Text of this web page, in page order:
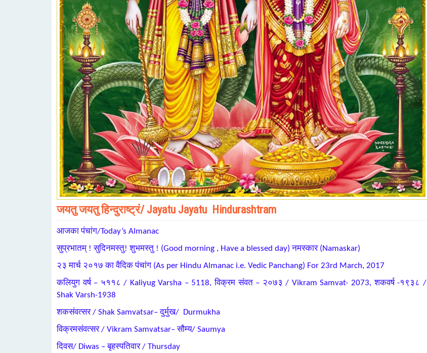
जयतु जयतु हिन्दुराष्ट्रं/ Jayatu Jayatu Hindurashtram
आजका पंचांग/Today’s Almanac
सुप्रभातम् ! सुदिनमस्तु! शुभमस्तु ! (Good morning , Have a blessed day) नमस्कार (Namaskar)
२३ मार्च २०१७ का वैदिक पंचांग (As per Hindu Almanac i.e. Vedic Panchang) For 23rd March, 2017
कलियुग वर्ष – ५११८ / Kaliyug Varsha – 5118, विक्रम संवत – २०७३ / Vikram Samvat- 2073, शकवर्ष -१९३८ /
Shak Varsh-1938
शकसंवत्सर / Shak Samvatsar– दुर्मुख/ Durmukha
विक्रमसंवत्सर / Vikram Samvatsar– सौम्य/ Saumya
दिवस/ Diwas – बृहस्पतिवार / Thursday